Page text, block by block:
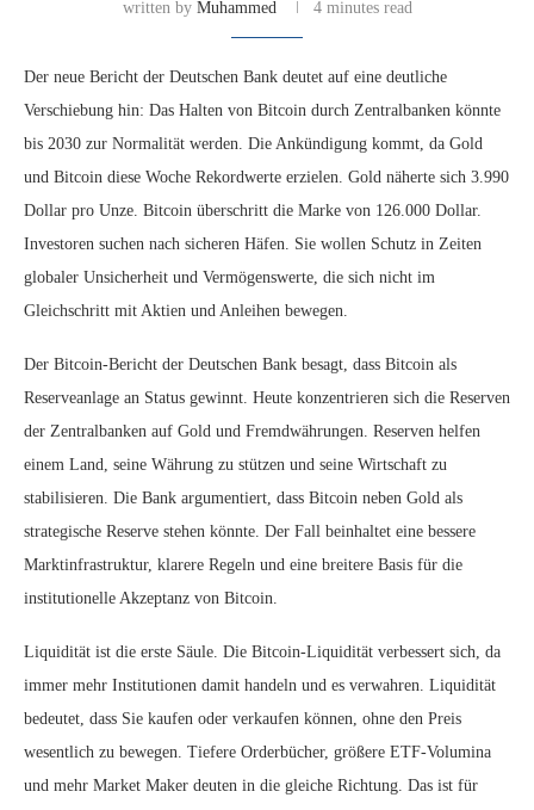
written by Muhammed 4 minutes read
Der neue Bericht der Deutschen Bank deutet auf eine deutliche
Verschiebung hin: Das Halten von Bitcoin durch Zentralbanken könnte
bis 2030 zur Normalität werden. Die Ankündigung kommt, da Gold
und Bitcoin diese Woche Rekordwerte erzielen. Gold näherte sich 3.990
Dollar pro Unze. Bitcoin überschritt die Marke von 126.000 Dollar.
Investoren suchen nach sicheren Häfen. Sie wollen Schutz in Zeiten
globaler Unsicherheit und Vermögenswerte, die sich nicht im
Gleichschritt mit Aktien und Anleihen bewegen.
Der Bitcoin-Bericht der Deutschen Bank besagt, dass Bitcoin als
Reserveanlage an Status gewinnt. Heute konzentrieren sich die Reserven
der Zentralbanken auf Gold und Fremdwährungen. Reserven helfen
einem Land, seine Währung zu stützen und seine Wirtschaft zu
stabilisieren. Die Bank argumentiert, dass Bitcoin neben Gold als
strategische Reserve stehen könnte. Der Fall beinhaltet eine bessere
Marktinfrastruktur, klarere Regeln und eine breitere Basis für die
institutionelle Akzeptanz von Bitcoin.
Liquidität ist die erste Säule. Die Bitcoin-Liquidität verbessert sich, da
immer mehr Institutionen damit handeln und es verwahren. Liquidität
bedeutet, dass Sie kaufen oder verkaufen können, ohne den Preis
wesentlich zu bewegen. Tiefere Orderbücher, größere ETF-Volumina
und mehr Market Maker deuten in die gleiche Richtung. Das ist für